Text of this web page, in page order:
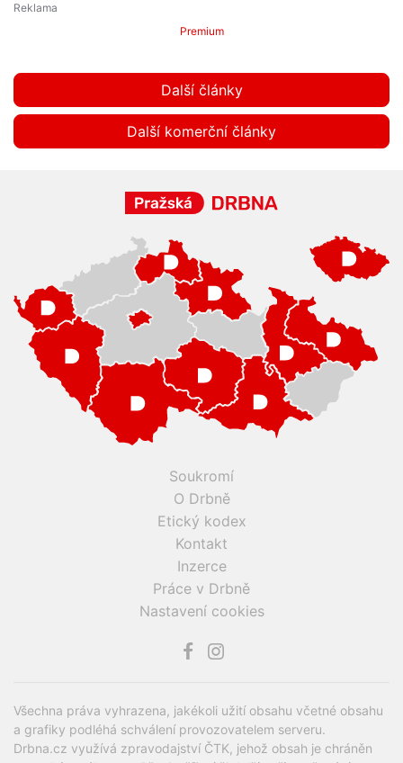
Premium
Další články
Další komerční články
Soukromí
O Drbně
Etický kodex
Kontakt
Inzerce
Práce v Drbně
Nastavení cookies
Všechna práva vyhrazena, jakékoli užití obsahu včetné obsahu
a grafiky podléhá schválení provozovatelem serveru.
Drbna.cz využívá zpravodajství ČTK, jehož obsah je chráněn